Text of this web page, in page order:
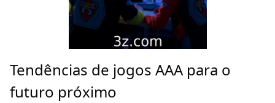
Tendências de jogos AAA para o
futuro próximo